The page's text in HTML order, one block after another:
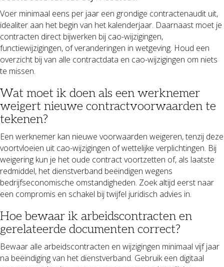
Voer minimaal eens per jaar een grondige contractenaudit uit,
idealiter aan het begin van het kalenderjaar. Daarnaast moet je
contracten direct bijwerken bij cao-wijzigingen,
functiewijzigingen, of veranderingen in wetgeving. Houd een
overzicht bij van alle contractdata en cao-wijzigingen om niets
te missen.
Wat moet ik doen als een werknemer
weigert nieuwe contractvoorwaarden te
tekenen?
Een werknemer kan nieuwe voorwaarden weigeren, tenzij deze
voortvloeien uit cao-wijzigingen of wettelijke verplichtingen. Bij
weigering kun je het oude contract voortzetten of, als laatste
redmiddel, het dienstverband beëindigen wegens
bedrijfseconomische omstandigheden. Zoek altijd eerst naar
een compromis en schakel bij twijfel juridisch advies in.
Hoe bewaar ik arbeidscontracten en
gerelateerde documenten correct?
Bewaar alle arbeidscontracten en wijzigingen minimaal vijf jaar
na beëindiging van het dienstverband. Gebruik een digitaal